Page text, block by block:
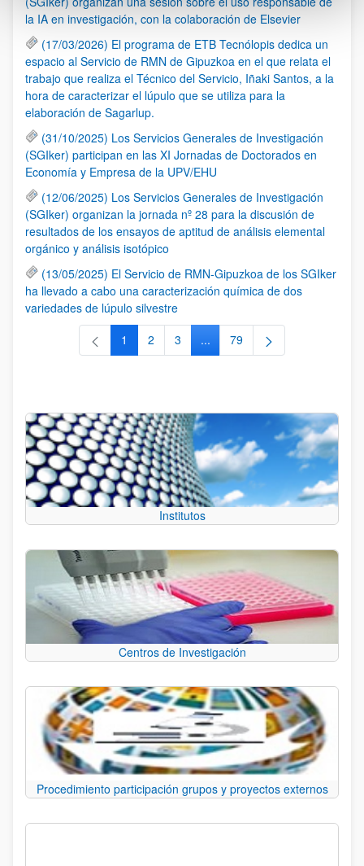
la IA en investigación, con la colaboración de Elsevier
(17/03/2026) El programa de ETB Tecnólopis dedica un
espacio al Servicio de RMN de Gipuzkoa en el que relata el
trabajo que realiza el Técnico del Servicio, Iñaki Santos, a la
hora de caracterizar el lúpulo que se utiliza para la
elaboración de Sagarlup.
(31/10/2025) Los Servicios Generales de Investigación
(SGIker) participan en las XI Jornadas de Doctorados en
Economía y Empresa de la UPV/EHU
(12/06/2025) Los Servicios Generales de Investigación
(SGIker) organizan la jornada nº 28 para la discusión de
resultados de los ensayos de aptitud de análisis elemental
orgánico y análisis isotópico
(13/05/2025) El Servicio de RMN-Gipuzkoa de los SGIker
ha llevado a cabo una caracterización química de dos
variedades de lúpulo silvestre
Página
1 Página
2 Página
3 ...Páginas intermedias Use TAB
Página
79
Institutos
Centros de Investigación
Procedimiento participación grupos y proyectos externos